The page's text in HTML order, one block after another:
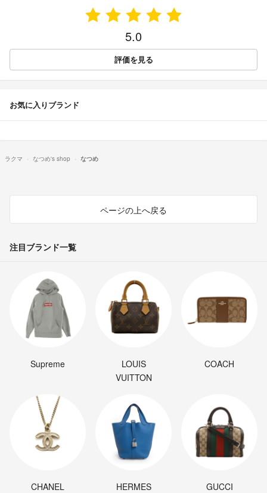
5.0
評価を見る
お気に入りブランド
ラクマ なつめ's shop なつめ
ページの上へ戻る
注目ブランド一覧
Supreme
LOUIS
VUITTON
COACH
CHANEL HERMES GUCCI